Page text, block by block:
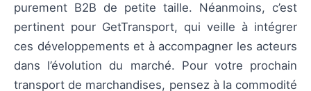
purement B2B de petite taille. Néanmoins, c’est
pertinent pour GetTransport, qui veille à intégrer
ces développements et à accompagner les acteurs
dans l’évolution du marché. Pour votre prochain
transport de marchandises, pensez à la commodité